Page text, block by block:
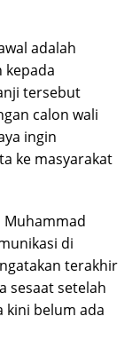
adalah
kepada
tersebut
calon wali
ingin
ke masyarakat
Muhammad
di
terakhir
sesaat setelah
kini belum ada